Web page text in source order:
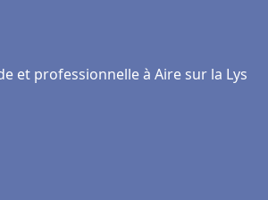
et professionnelle à Aire sur la Lys